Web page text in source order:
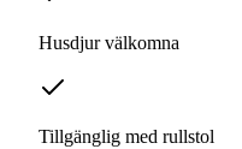
Husdjur välkomna
Tillgänglig med rullstol